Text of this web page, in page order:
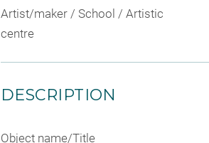
Artist/maker / School / Artistic
centre
DESCRIPTION
Object name/Title